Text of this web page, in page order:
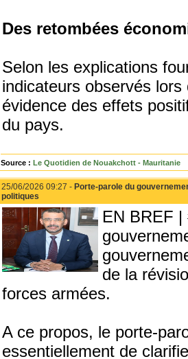
Des retombées
Selon les explications
indicateurs observés
évidence des effets
du pays.
Source : Le Quotidien de Nouakchott - Mauritanie
25/06/2026 09:27 - Porte-parole du
politiques
EN BREF |
de la
forces armées.
A ce propos, le porte-
essentiellement de